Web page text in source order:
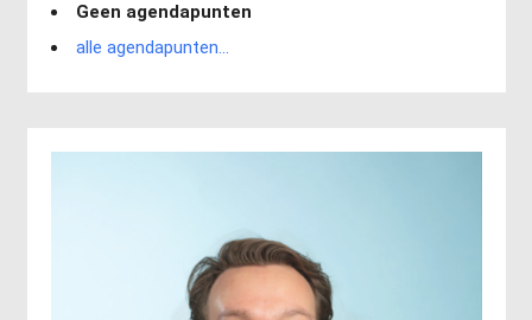
Geen agendapunten
alle agendapunten...